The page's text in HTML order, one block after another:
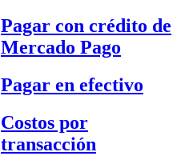
Pagar con crédito de
Mercado Pago
Pagar en efectivo
Costos por
transacción